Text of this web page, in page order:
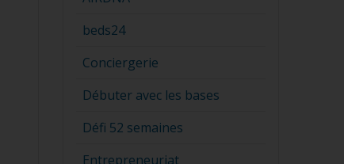
beds24
Conciergerie
Débuter avec les bases
Défi 52 semaines
Entrepreneuriat